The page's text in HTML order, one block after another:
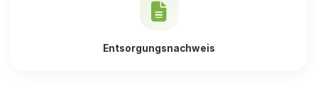
Entsorgungsnachweis